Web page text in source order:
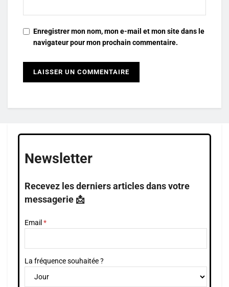
Enregistrer mon nom, mon e-mail et mon site dans le
navigateur pour mon prochain commentaire.
Newsletter
Recevez les derniers articles dans votre
messagerie 📩
Email
La fréquence souhaitée ?